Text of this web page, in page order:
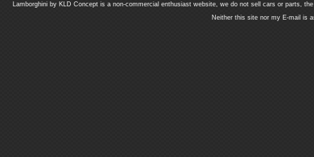
Lamborghini by KLD Concept is a non-commercial enthusiast website, we do not sell cars or parts,
Neither this site nor my E-mail is